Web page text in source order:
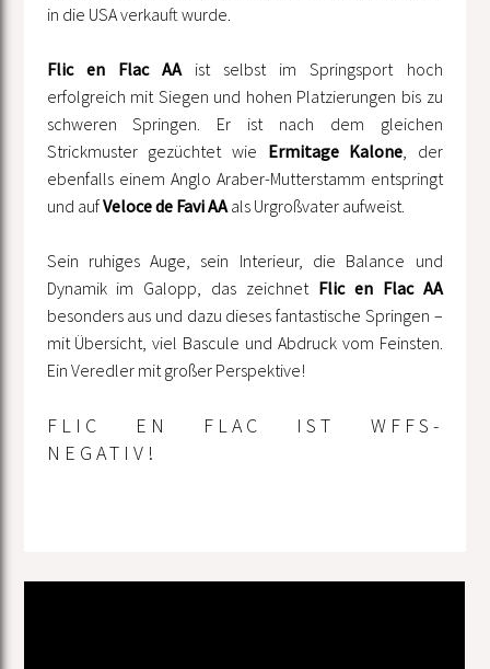
in die USA verkauft wurde.
Flic en Flac AAist selbst im Springsport hoch
erfolgreich mit Siegen und hohen Platzierungen bis zu
schweren Springen. Er ist nach dem gleichen
Strickmuster gezüchtet wie Ermitage Kalone, der
ebenfalls einem Anglo Araber-Mutterstamm entspringt
und aufVeloce de Favi AAals Urgroßvater aufweist.
Sein ruhiges Auge, sein Interieur, die Balance und
Dynamik im Galopp, das zeichnet Flic en Flac AA
besonders aus und dazu dieses fantastische Springen –
mit Übersicht, viel Bascule und Abdruck vom Feinsten.
Ein Veredler mit großer Perspektive!
FLIC EN FLAC IST WFFS-
NEGATIV!